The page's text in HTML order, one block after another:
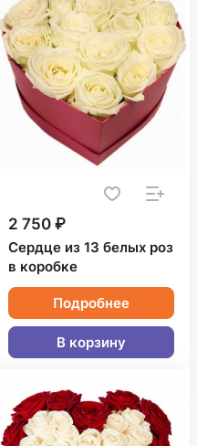
2 750 ₽
Сердце из 13 белых роз
в коробке
Подробнее
В корзину